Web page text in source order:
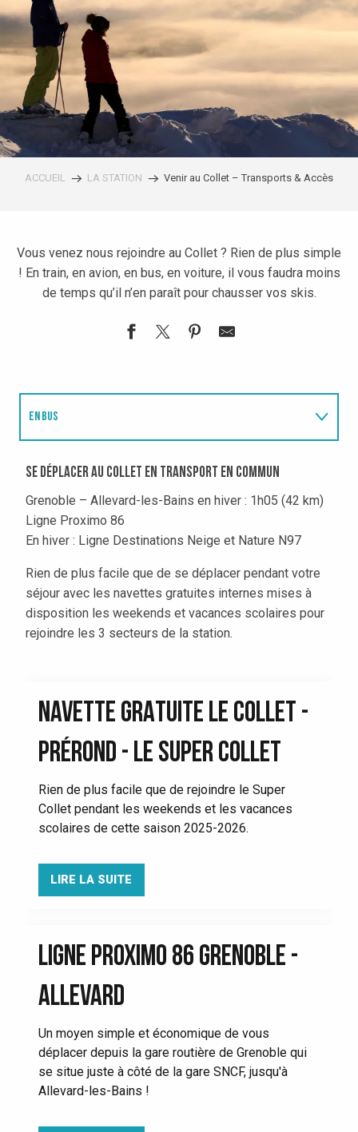
ACCUEIL LA STATION Venir au Collet – Transports & Accès
Vous venez nous rejoindre au Collet ? Rien de plus simple
! En train, en avion, en bus, en voiture, il vous faudra moins
de temps qu’il n’en paraît pour chausser vos skis.
EN BUS
EN VOITURE / COVOITURAGE
EN AVION
Se déplacer au Collet en transport en commun
Grenoble – Allevard-les-Bains en hiver : 1h05 (42 km)
Ligne Proximo 86
En hiver : Ligne Destinations Neige et Nature N97
Rien de plus facile que de se déplacer pendant votre
séjour avec les navettes gratuites internes mises à
disposition les weekends et vacances scolaires pour
rejoindre les 3 secteurs de la station.
NAVETTE GRATUITE LE COLLET -
PRÉROND - LE SUPER COLLET
Rien de plus facile que de rejoindre le Super
Collet pendant les weekends et les vacances
scolaires de cette saison 2025-2026.
LIRE LA SUITE
LIGNE PROXIMO 86 GRENOBLE -
ALLEVARD
Un moyen simple et économique de vous
déplacer depuis la gare routière de Grenoble qui
se situe juste à côté de la gare SNCF, jusqu'à
Allevard-les-Bains !